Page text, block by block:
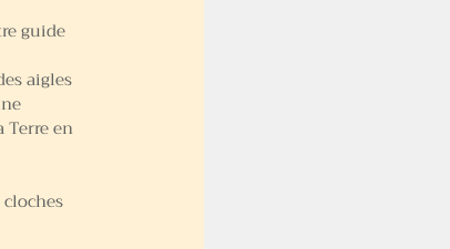
guide
aigles
en